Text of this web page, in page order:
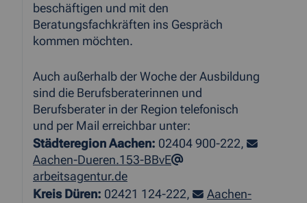
beschäftigen und mit den
Beratungsfachkräften ins Gespräch
kommen möchten.
Auch außerhalb der Woche der Ausbildung
sind die Berufsberaterinnen und
Berufsberater in der Region telefonisch
und per Mail erreichbar unter:
Städteregion Aachen: 02404 900-222,
Aachen-Dueren.153-BBvE
arbeitsagentur.de
Kreis Düren: 02421 124-222,
Aachen-